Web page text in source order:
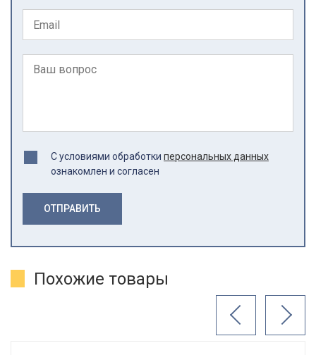
С условиями обработки персональных данных
ознакомлен и согласен
ОТПРАВИТЬ
Похожие товары